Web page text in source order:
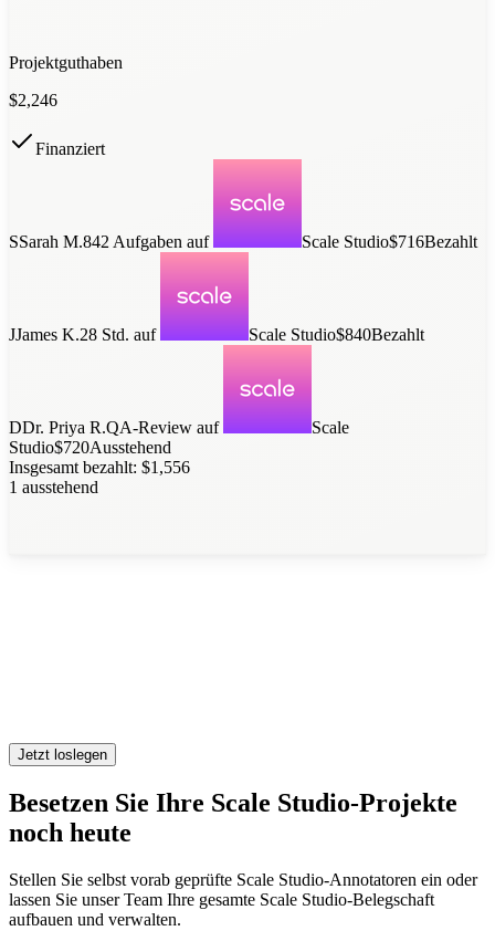
Projektguthaben
$2,246
Finanziert
SSarah M.842 Aufgaben auf Scale Studio$716Bezahlt
JJames K.28 Std. auf Scale Studio$840Bezahlt
DDr. Priya R.QA-Review auf
Scale
Studio$720Ausstehend
Insgesamt bezahlt: $1,556
1 ausstehend
Jetzt loslegen
Besetzen Sie Ihre Scale Studio-Projekte
noch heute
Stellen Sie selbst vorab geprüfte Scale Studio-Annotatoren ein oder
lassen Sie unser Team Ihre gesamte Scale Studio-Belegschaft
aufbauen und verwalten.